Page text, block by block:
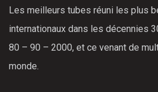
Les meilleurs tubes réuni les plus
internationaux dans les décennies
80 – 90 – 2000, et ce venant de
monde.